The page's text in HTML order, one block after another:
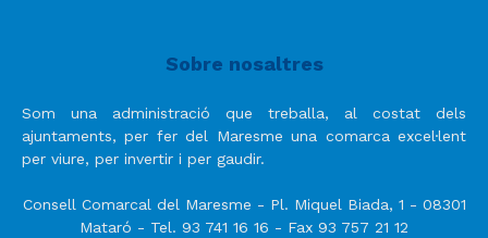
Sobre nosaltres
Som una administració que treballa, al costat dels
ajuntaments, per fer del Maresme una comarca excel·lent
per viure, per invertir i per gaudir.
Consell Comarcal del Maresme - Pl. Miquel Biada, 1 - 08301
Mataró - Tel. 93 741 16 16 - Fax 93 757 21 12